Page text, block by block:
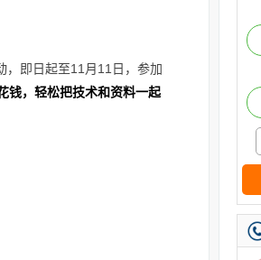
即日起至11月11日，参加
钱，轻松把技术和资料一起